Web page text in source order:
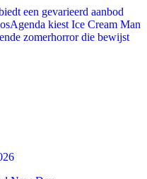
een gevarieerd aanbod
kiest Ice Cream Man
zomerhorror die bewijst